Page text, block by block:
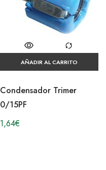
AÑADIR AL CARRITO
Condensador Trimer
0/15PF
1,64€